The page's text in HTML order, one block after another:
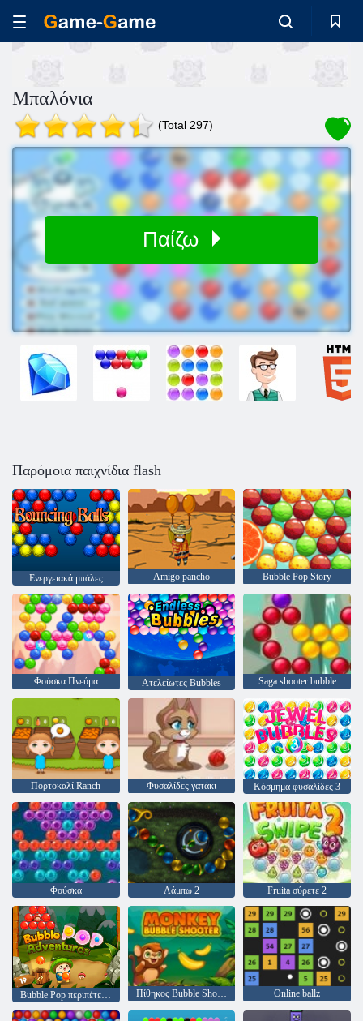
Μπαλόνια
(Total 297)
Παίζω
Παρόμοια παιχνίδια flash
Ενεργειακά μπάλες Amigo pancho Bubble Pop Story
Φούσκα Πνεύμα Ατελείωτες Bubbles Saga shooter bubble
Πορτοκαλί Ranch Φυσαλίδες γατάκι Κόσμημα φυσαλίδες 3
Φούσκα Λάμπω 2 Fruita σύρετε 2
Πίθηκος Bubble Shooter null Online ballz